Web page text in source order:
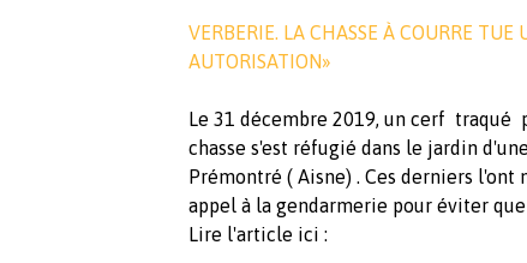
VERBERIE. LA CHASSE À COURRE TUE
AUTORISATION»
Le 31 décembre 2019, un cerf traqué
chasse s'est réfugié dans le jardin
Prémontré ( Aisne) . Ces derniers
appel à la gendarmerie pour éviter
Lire l'article ici :